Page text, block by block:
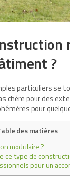
?
particuliers se
chère pour des
pour
des matières
modulaire ?
ce type de
pour un